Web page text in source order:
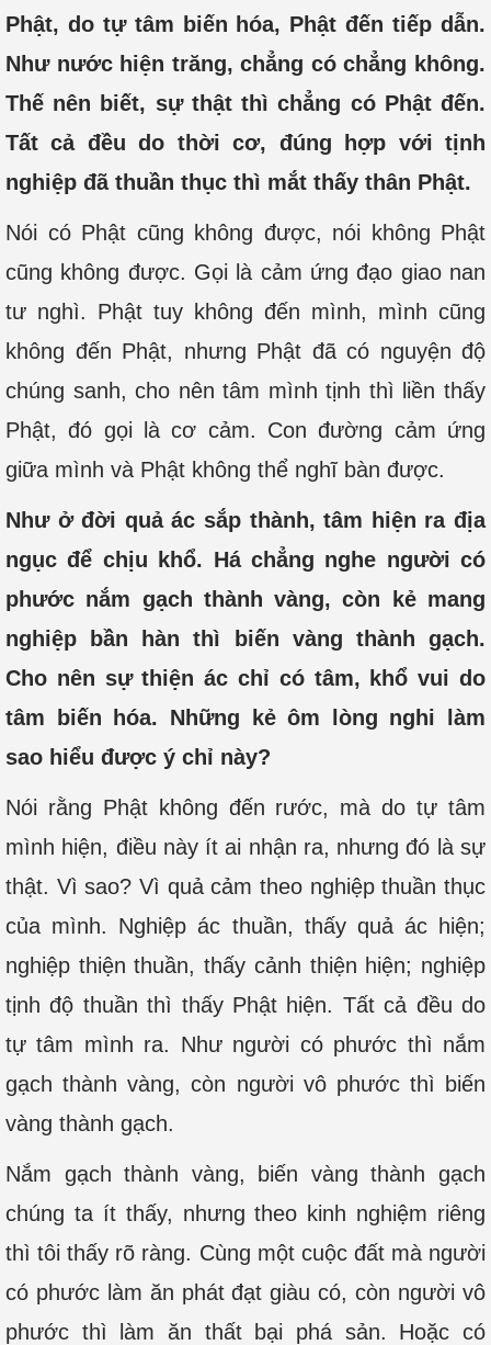
Phật, do tự tâm biến hóa, Phật đến tiếp dẫn.
Như nước hiện trăng, chẳng có chẳng không.
Thế nên biết, sự thật thì chẳng có Phật đến.
Tất cả đều do thời cơ, đúng hợp với tịnh
nghiệp đã thuần thục thì mắt thấy thân Phật.
Nói có Phật cũng không được, nói không Phật
cũng không được. Gọi là cảm ứng đạo giao nan
tư nghì. Phật tuy không đến mình, mình cũng
không đến Phật, nhưng Phật đã có nguyện độ
chúng sanh, cho nên tâm mình tịnh thì liền thấy
Phật, đó gọi là cơ cảm. Con đường cảm ứng
giữa mình và Phật không thể nghĩ bàn được.
Như ở đời quả ác sắp thành, tâm hiện ra địa
ngục để chịu khổ. Há chẳng nghe người có
phước nắm gạch thành vàng, còn kẻ mang
nghiệp bần hàn thì biến vàng thành gạch.
Cho nên sự thiện ác chỉ có tâm, khổ vui do
tâm biến hóa. Những kẻ ôm lòng nghi làm
sao hiểu được ý chỉ này?
Nói rằng Phật không đến rước, mà do tự tâm
mình hiện, điều này ít ai nhận ra, nhưng đó là sự
thật. Vì sao? Vì quả cảm theo nghiệp thuần thục
của mình. Nghiệp ác thuần, thấy quả ác hiện;
nghiệp thiện thuần, thấy cảnh thiện hiện; nghiệp
tịnh độ thuần thì thấy Phật hiện. Tất cả đều do
tự tâm mình ra. Như người có phước thì nắm
gạch thành vàng, còn người vô phước thì biến
vàng thành gạch.
Nắm gạch thành vàng, biến vàng thành gạch
chúng ta ít thấy, nhưng theo kinh nghiệm riêng
thì tôi thấy rõ ràng. Cùng một cuộc đất mà người
có phước làm ăn phát đạt giàu có, còn người vô
phước thì làm ăn thất bại phá sản. Hoặc có